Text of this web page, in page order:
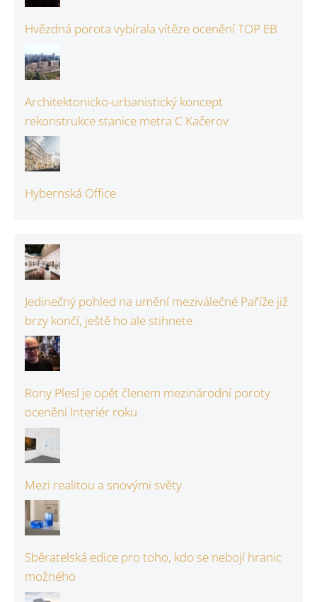
Hvězdná porota vybírala vítěze ocenění TOP EB
Architektonicko-urbanistický koncept
rekonstrukce stanice metra C Kačerov
Hybernská Office
Jedinečný pohled na umění meziválečné Paříže již
brzy končí, ještě ho ale stihnete
Rony Plesl je opět členem mezinárodní poroty
ocenění Interiér roku
Mezi realitou a snovými světy
Sběratelská edice pro toho, kdo se nebojí hranic
možného